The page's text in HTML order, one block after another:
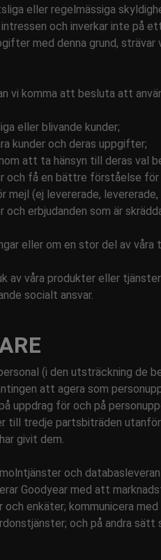
eller regelmässiga
intressen och inverkar inte
med denna grund,
vi komma att besluta att
eller blivande kunder;
kunder och deras uppgifter;
att ta hänsyn till deras val
och få en bättre förståelse
(ej levererade, levererade,
erbjudanden som är
eller om en stor del av
av våra produkter eller
socialt ansvar.
(i den utsträckning de
att agera som
uppdrag för och på
till tredje partsbiträden
givit dem.
och
Goodyear med att
och enkäter; kommunicera
och på andra